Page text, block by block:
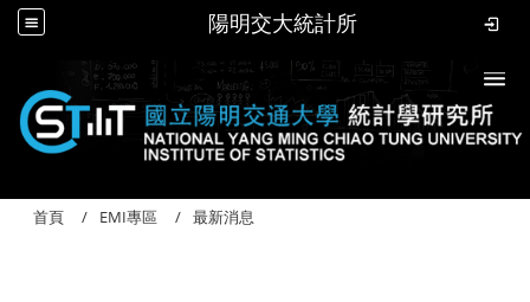
陽明交大統計所
首頁 EMI專區 最新消息